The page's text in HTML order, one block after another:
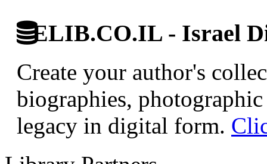
ELIB.CO.IL - Israel
Create your author's
biographies,
legacy in digital form.